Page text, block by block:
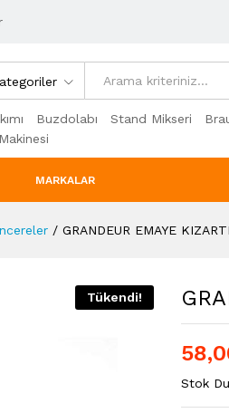
Buzdolabı Stand Mikseri
MARKALAR
/ GRANDEUR EMAYE
Tükendi!
Stok